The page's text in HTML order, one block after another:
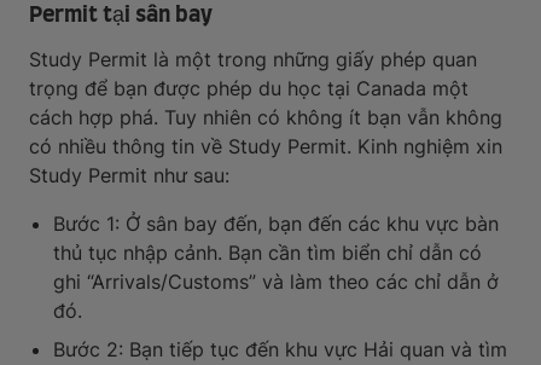
Permit tại sân bay
Study Permit là một trong những giấy phép quan
trọng để bạn được phép du học tại Canada một
cách hợp phá. Tuy nhiên có không ít bạn vẫn không
có nhiều thông tin về Study Permit. Kinh nghiệm xin
Study Permit như sau:
Bước 1: Ở sân bay đến, bạn đến các khu vực bàn
thủ tục nhập cảnh. Bạn cần tìm biển chỉ dẫn có
ghi “Arrivals/Customs” và làm theo các chỉ dẫn ở
đó.
Bước 2: Bạn tiếp tục đến khu vực Hải quan và tìm